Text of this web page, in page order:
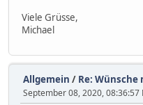
Viele Grüsse,
Michael
Allgemein / Re: Wünsche
September 08, 2020, 08:36:57